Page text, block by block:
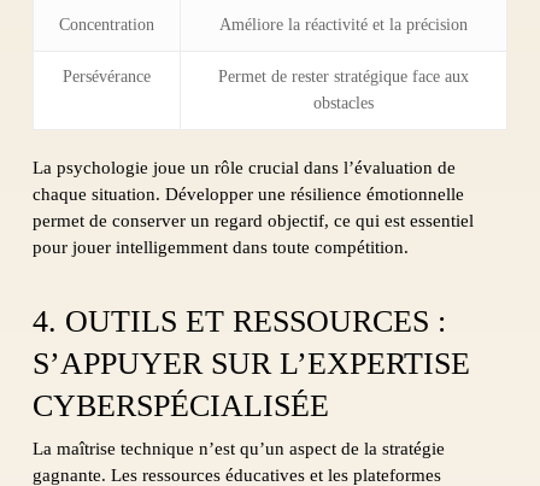
Concentration Améliore la réactivité et la précision
Persévérance
Permet de rester stratégique face aux
obstacles
La psychologie joue un rôle crucial dans l’évaluation de
chaque situation. Développer une résilience émotionnelle
permet de conserver un regard objectif, ce qui est essentiel
pour jouer intelligemmentdans toute compétition.
4. OUTILS ET RESSOURCES :
S’APPUYER SUR L’EXPERTISE
CYBERSPÉCIALISÉE
La maîtrise technique n’est qu’un aspect de la stratégie
gagnante. Les ressources éducatives et les plateformes